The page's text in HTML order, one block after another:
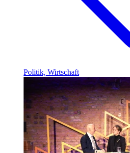
Politik, Wirtschaft